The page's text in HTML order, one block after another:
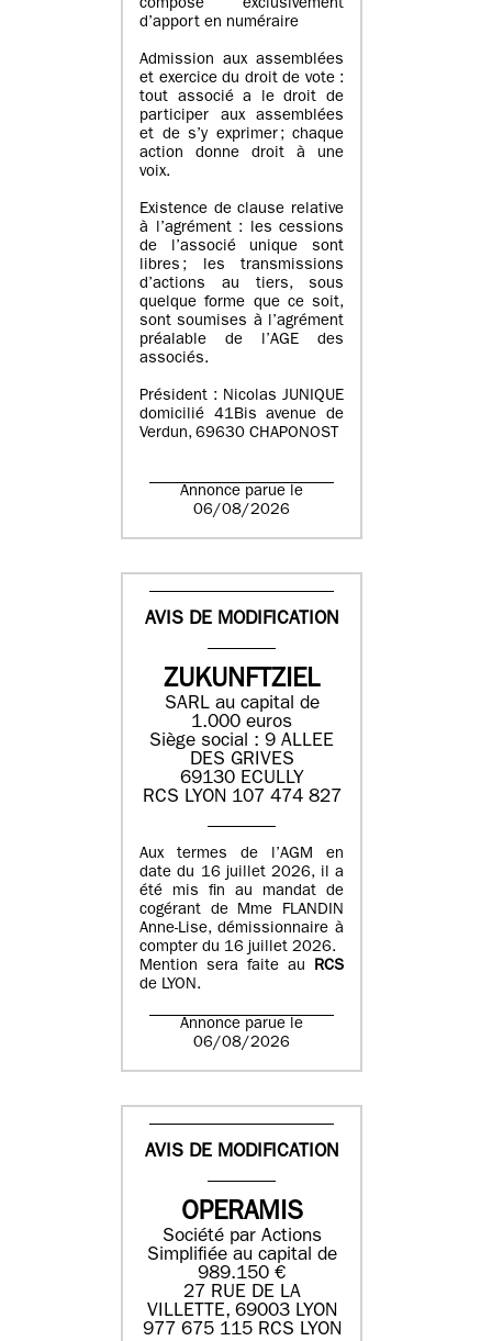
composé exclusivement
d’apport en numéraire
Admission aux assemblées
et exercice du droit de vote :
tout associé a le droit de
participer aux assemblées
et de s’y exprimer ; chaque
action donne droit à une
voix.
Existence de clause relative
à l’agrément : les cessions
de l’associé unique sont
libres ; les transmissions
d’actions au tiers, sous
quelque forme que ce soit,
sont soumises à l’agrément
préalable de l’AGE des
associés.
Président : Nicolas JUNIQUE
domicilié 41Bis avenue de
Verdun, 69630 CHAPONOST
Annonce parue le
06/08/2026
AVIS DE MODIFICATION
ZUKUNFTZIEL
SARL au capital de
1.000 euros
Siège social : 9 ALLEE
DES GRIVES
69130 ECULLY
RCS LYON 107 474 827
Aux termes de l’AGM en
date du 16 juillet 2026, il a
été mis fin au mandat de
cogérant de Mme FLANDIN
Anne-Lise, démissionnaire à
compter du 16 juillet 2026.
Mention sera faite au RCS
de LYON.
Annonce parue le
06/08/2026
AVIS DE MODIFICATION
OPERAMIS
Société par Actions
Simplifiée au capital de
989.150 €
27 RUE DE LA
VILLETTE, 69003 LYON
977 675 115 RCS LYON